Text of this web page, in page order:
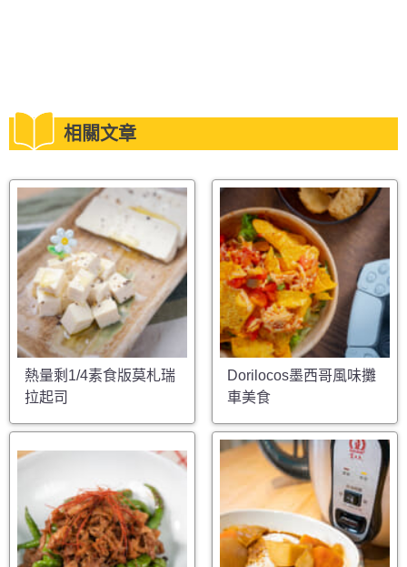
相關文章
熱量剩1/4素食版莫札瑞
拉起司
Dorilocos墨西哥風味攤
車美食